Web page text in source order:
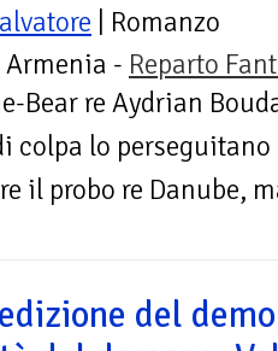
| Romanzo
Armenia - Reparto
Bear re Aydrian
colpa lo perseguitano
il probo re Danube,
del